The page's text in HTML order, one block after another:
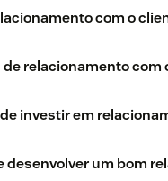
com o
relacionamento com
investir em
desenvolver um bom